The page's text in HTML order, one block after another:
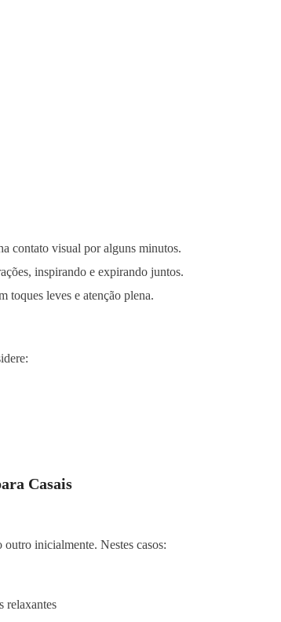
contato visual por alguns minutos.
inspirando e expirando juntos.
toques leves e atenção plena.
Casais
inicialmente. Nestes casos:
relaxantes